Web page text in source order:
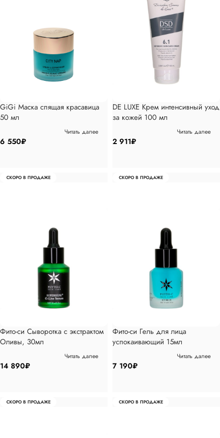
GiGi Маска спящая красавица
50 мл
6 550₽
Читать далее
DE LUXE Крем интенсивный уход
за кожей 100 мл
2 911₽
Читать далее
СКОРО В ПРОДАЖЕ
Фито-си Сыворотка с экстрактом
Оливы, 30мл
14 890₽
Читать далее
СКОРО В ПРОДАЖЕ
Фито-си Гель для лица
успокаивающий 15мл
7 190₽
Читать далее
СКОРО В ПРОДАЖЕ СКОРО В ПРОДАЖЕ